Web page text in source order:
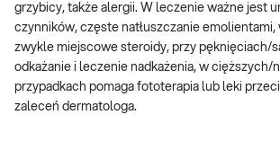
grzybicy, także alergii. W leczenie ważne jest
czynników, częste natłuszczanie emolientami,
zwykle miejscowe steroidy, przy pęknięciach/
odkażanie i leczenie nadkażenia, w cięższych/
przypadkach pomaga fototerapia lub leki
zaleceń dermatologa.